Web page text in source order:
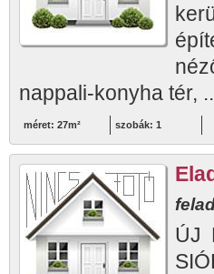
nappali-konyha tér,
méret: 27m² szobák: 1
ÚJ